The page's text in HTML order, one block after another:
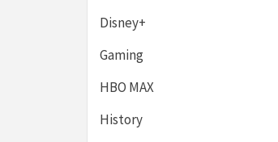
Disney+
Gaming
HBO MAX
History